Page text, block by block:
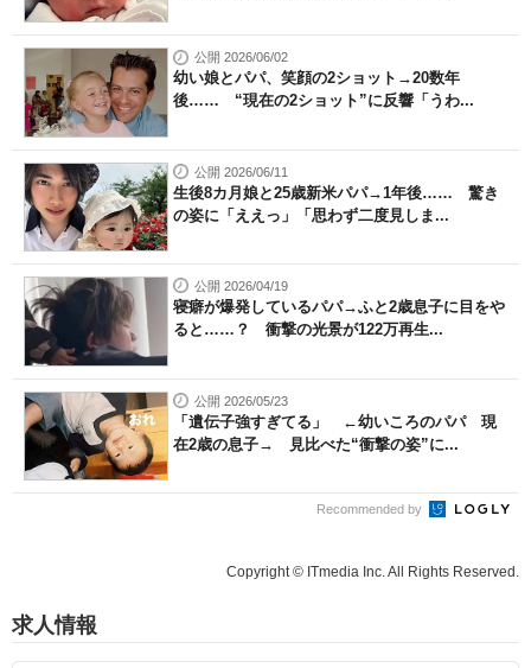
公開 2026/06/02
幼い娘とパパ、笑顔の2ショット→20数年
後…… “現在の2ショット”に反響「うわ...
公開 2026/06/11
生後8カ月娘と25歳新米パパ→1年後…… 驚き
の姿に「ええっ」「思わず二度見しま...
公開 2026/04/19
寝癖が爆発しているパパ→ふと2歳息子に目をや
ると……？ 衝撃の光景が122万再生...
公開 2026/05/23
「遺伝子強すぎてる」 ←幼いころのパパ 現
在2歳の息子→ 見比べた“衝撃の姿”に...
Recommended by
Copyright © ITmedia Inc. All Rights Reserved.
求人情報